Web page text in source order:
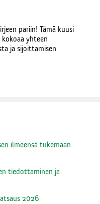
pariin! Tämä kuusi
kokoaa yhteen
ja sijoittamisen
ilmeensä tukemaan
tiedottaminen ja
2026